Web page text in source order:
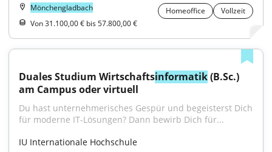
Mönchengladbach Homeoffice
Vollzeit
Von 31.100,00 € bis 57.800,00 €
Duales Studium Wirtschaftsinformatik (B.Sc.)
am Campus oder virtuell
Du hast unternehmerisches Gespür und begeisterst Dich
für moderne IT-Lösungen? Dann bewirb Dich für...
IU Internationale Hochschule